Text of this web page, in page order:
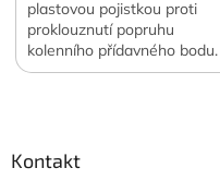
plastovou pojistkou proti
proklouznutí popruhu
kolenního přídavného bodu.
Určena pro packrafty
Kontakt